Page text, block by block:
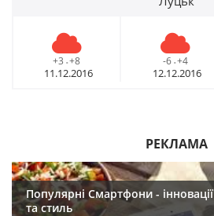
+3 - +8
11.12.2016
-6 - +4
12.12.2016
РЕКЛАМА
Популярні Смартфони - інновації
та стиль